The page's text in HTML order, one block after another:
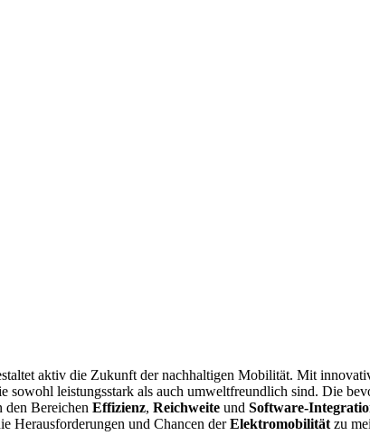
aktiv die Zukunft der nachhaltigen Mobilität. Mit
sowohl leistungsstark als auch umweltfreundlich sind. Die
den Bereichen Effizienz, Reichweite und Software-
Herausforderungen und Chancen derElektromobilität zu